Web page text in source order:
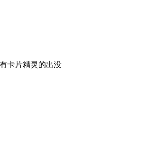
卡片精灵的出没